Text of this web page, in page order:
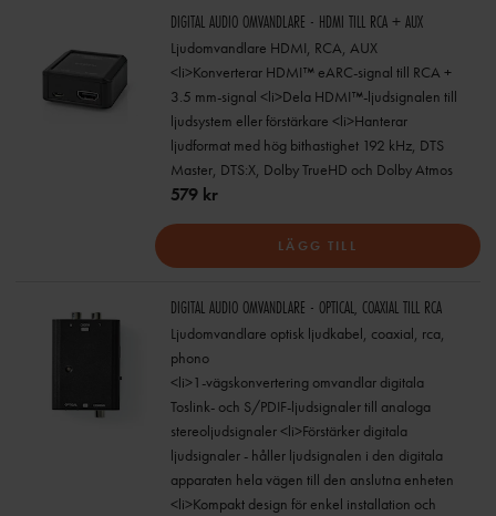
DIGITAL AUDIO OMVANDLARE - HDMI TILL RCA + AUX
Ljudomvandlare HDMI, RCA, AUX
<li>Konverterar HDMI™ eARC-signal till RCA +
3.5 mm-signal <li>Dela HDMI™-ljudsignalen till
ljudsystem eller förstärkare <li>Hanterar
ljudformat med hög bithastighet 192 kHz, DTS
Master, DTS:X, Dolby TrueHD och Dolby Atmos
579 kr
LÄGG TILL
DIGITAL AUDIO OMVANDLARE - OPTICAL, COAXIAL TILL RCA
Ljudomvandlare optisk ljudkabel, coaxial, rca,
phono
<li>1-vägskonvertering omvandlar digitala
Toslink- och S/PDIF-ljudsignaler till analoga
stereoljudsignaler <li>Förstärker digitala
ljudsignaler - håller ljudsignalen i den digitala
apparaten hela vägen till den anslutna enheten
<li>Kompakt design för enkel installation och